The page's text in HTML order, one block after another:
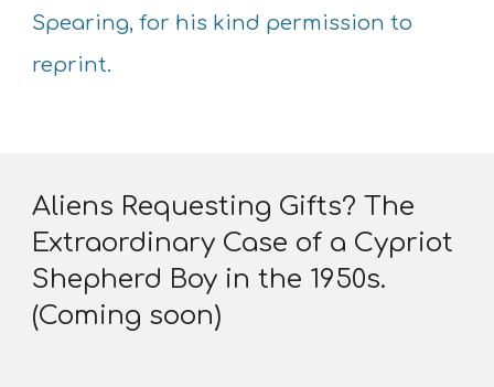
Spearing, for his kind permission to
reprint.
Aliens Requesting Gifts? The
Extraordinary Case of a Cypriot
Shepherd Boy in the 1950s.
(Coming soon)